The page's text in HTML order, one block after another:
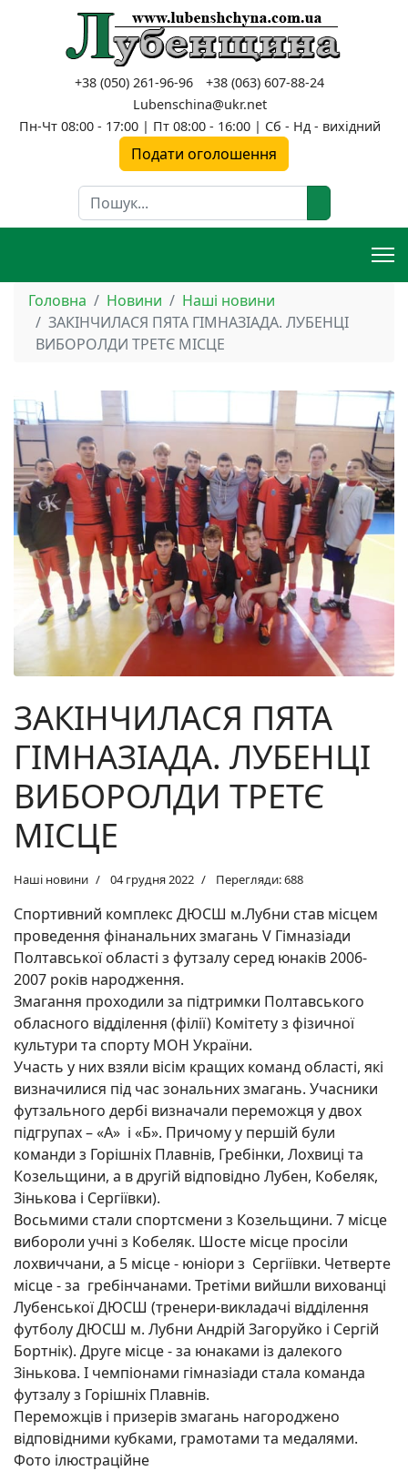
+38 (050) 261-96-96
+38 (063) 607-88-24
Lubenschina@ukr.net
Пн-Чт 08:00 - 17:00 | Пт 08:00 - 16:00 | Сб - Нд - вихідний
Подати оголошення
Пошук
Головна Новини
Наші новини
ЗАКІНЧИЛАСЯ ПЯТА ГІМНАЗІАДА. ЛУБЕНЦІ
ВИБОРОЛДИ ТРЕТЄ МІСЦЕ
ЗАКІНЧИЛАСЯ ПЯТА
ГІМНАЗІАДА. ЛУБЕНЦІ
ВИБОРОЛДИ ТРЕТЄ
МІСЦЕ
Наші новини 04 грудня 2022 Перегляди: 688
Спортивний комплекс ДЮСШ м.Лубни став місцем
проведення фінанальних змагань V Гімназіади
Полтавської області з футзалу серед юнаків 2006-
2007 років народження.
Змагання проходили за підтримки Полтавського
обласного відділення (філії) Комітету з фізичної
культури та спорту МОН України.
Участь у них взяли вісім кращих команд області, які
визначилися під час зональних змагань. Учасники
футзального дербі визначали переможця у двох
підгрупах – «А» і «Б». Причому у першій були
команди з Горішніх Плавнів, Гребінки, Лохвиці та
Козельщини, а в другій відповідно Лубен, Кобеляк,
Зінькова і Сергіївки).
Восьмими стали спортсмени з Козельщини. 7 місце
вибороли учні з Кобеляк. Шосте місце просіли
лохвиччани, а 5 місце - юніори з Сергіївки. Четверте
місце - за гребінчанами. Третіми вийшли вихованці
Лубенської ДЮСШ (тренери-викладачі відділення
футболу ДЮСШ м. Лубни Андрій Загоруйко і Сергій
Бортнік). Друге місце - за юнаками із далекого
Зінькова. І чемпіонами гімназіади стала команда
футзалу з Горішніх Плавнів.
Переможців і призерів змагань нагороджено
відповідними кубками, грамотами та медалями.
Фото ілюстраційне